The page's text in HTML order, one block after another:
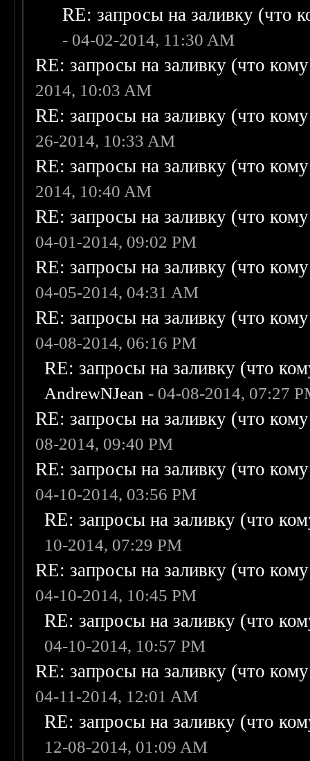
RE: запросы на заливку (что
- 04-02-2014, 11:30 AM
RE: запросы на заливку (что
2014, 10:03 AM
RE: запросы на заливку (что
26-2014, 10:33 AM
RE: запросы на заливку (что
2014, 10:40 AM
RE: запросы на заливку (что
04-01-2014, 09:02 PM
RE: запросы на заливку (что
04-05-2014, 04:31 AM
RE: запросы на заливку (что
04-08-2014, 06:16 PM
RE: запросы на заливку (что
AndrewNJean - 04-08-2014, 07:27
RE: запросы на заливку (что
08-2014, 09:40 PM
RE: запросы на заливку (что
04-10-2014, 03:56 PM
RE: запросы на заливку (что
10-2014, 07:29 PM
RE: запросы на заливку (что
04-10-2014, 10:45 PM
RE: запросы на заливку (что
04-10-2014, 10:57 PM
RE: запросы на заливку (что
04-11-2014, 12:01 AM
RE: запросы на заливку (что
12-08-2014, 01:09 AM